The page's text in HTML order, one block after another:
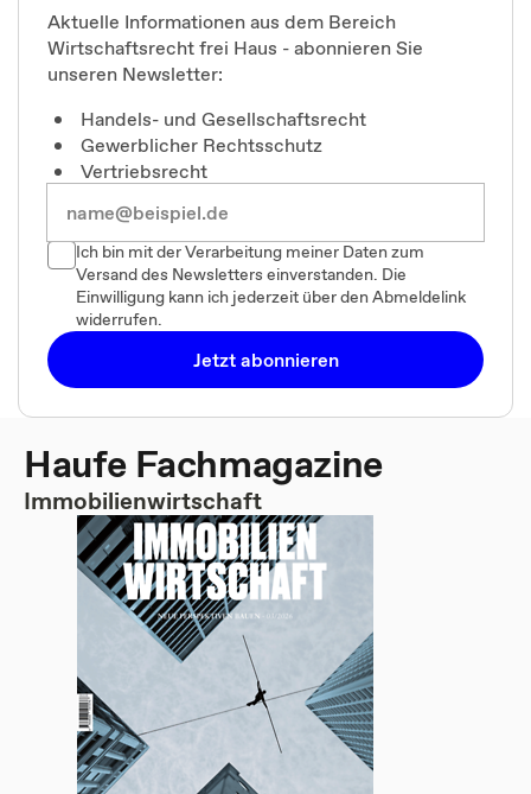
Aktuelle Informationen aus dem Bereich
Wirtschaftsrecht frei Haus - abonnieren Sie
unseren Newsletter:
Handels- und Gesellschaftsrecht
Gewerblicher Rechtsschutz
Vertriebsrecht
Ich bin mit der Verarbeitung meiner Daten zum
Versand des Newsletters einverstanden. Die
Einwilligung kann ich jederzeit über den Abmeldelink
widerrufen.
Jetzt abonnieren
Haufe Fachmagazine
Immobilienwirtschaft